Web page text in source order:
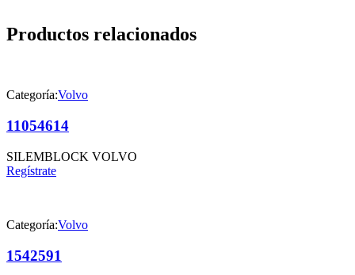
Productos relacionados
Categoría:Volvo
11054614
SILEMBLOCK VOLVO
Regístrate
Categoría:Volvo
1542591